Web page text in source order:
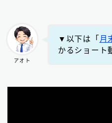
アオト
▼以下は「 月
かるショート